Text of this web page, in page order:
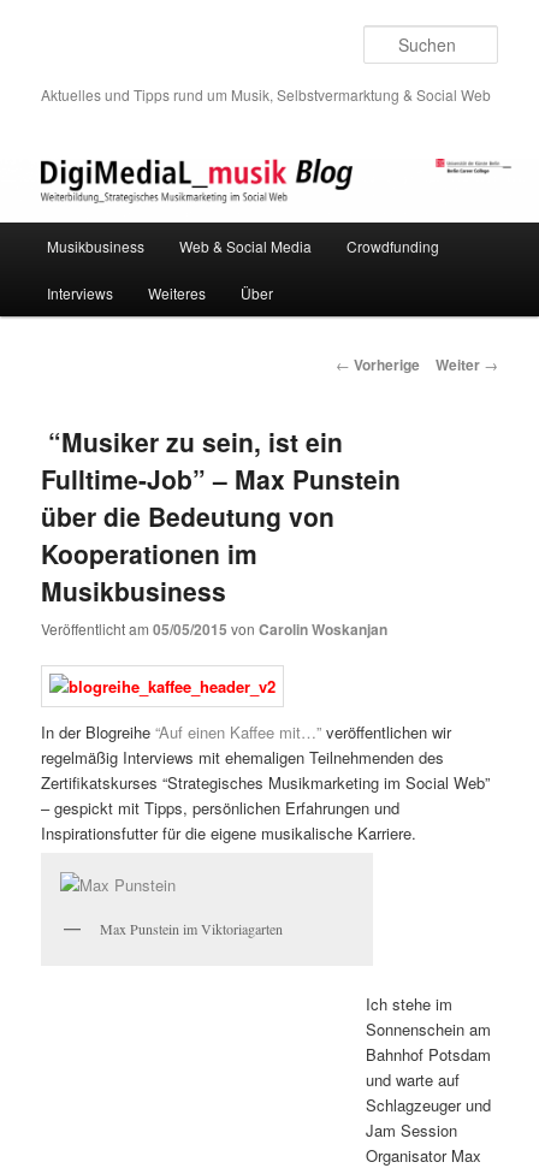
Aktuelles und Tipps rund um Musik, Selbstvermarktung & Social Web
Zum
Inhalt
Musikbusiness Web & Social Media Crowdfunding
Interviews Weiteres Über
Beitrags-
← Vorherige Weiter →
“Musiker zu sein, ist ein
Fulltime-Job” – Max Punstein
über die Bedeutung von
Kooperationen im
Musikbusiness
Veröffentlicht am05/05/2015 vonCarolin Woskanjan
In der Blogreihe“Auf einen Kaffee mit…” veröffentlichen wir
regelmäßig Interviews mit ehemaligen Teilnehmenden des
Zertifikatskurses “Strategisches Musikmarketing im Social Web”
– gespickt mit Tipps, persönlichen Erfahrungen und
Inspirationsfutter für die eigene musikalische Karriere.
Max Punstein im Viktoriagarten
Ich stehe im
Sonnenschein am
Bahnhof Potsdam
und warte auf
Schlagzeuger und
Jam Session
Organisator Max